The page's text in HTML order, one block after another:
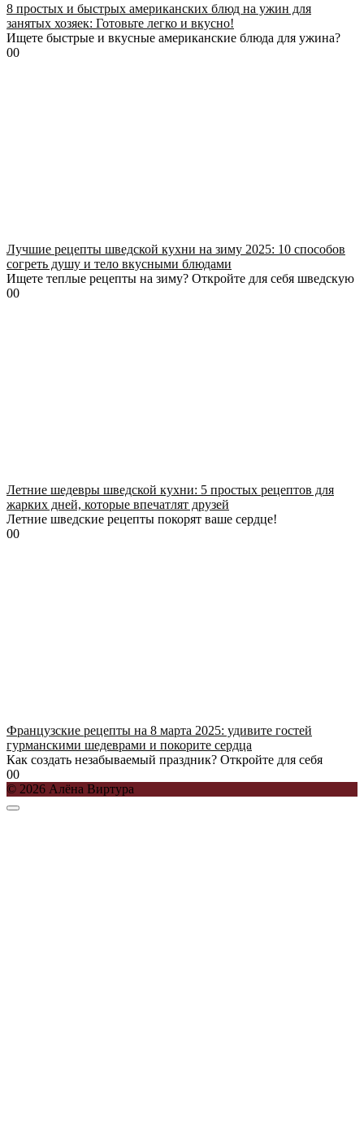
8 простых и быстрых американских блюд на ужин для
занятых хозяек: Готовьте легко и вкусно!
Ищете быстрые и вкусные американские блюда для ужина?
00
Лучшие рецепты шведской кухни на зиму 2025: 10 способов
согреть душу и тело вкусными блюдами
Ищете теплые рецепты на зиму? Откройте для себя шведскую
00
Летние шедевры шведской кухни: 5 простых рецептов для
жарких дней, которые впечатлят друзей
Летние шведские рецепты покорят ваше сердце!
00
Французские рецепты на 8 марта 2025: удивите гостей
гурманскими шедеврами и покорите сердца
Как создать незабываемый праздник? Откройте для себя
00
© 2026 Алёна Виртура